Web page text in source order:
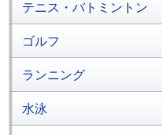
テニス・バトミントン
ゴルフ
ランニング
水泳